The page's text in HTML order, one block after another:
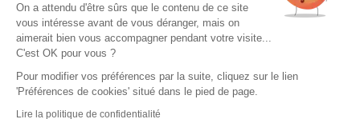
Du lundi au jeudi de 8h30 à 16h30 & le
vendredi de 8h30 à 15h30
On a attendu d'être sûrs que le contenu de ce site
vous intéresse avant de vous déranger, mais on
aimerait bien vous accompagner pendant votre visite...
C'est OK pour vous ?
Pour modifier vos préférences par la suite, cliquez sur le lien
'Préférences de cookies' situé dans le pied de page.
Lire la politique de confidentialité